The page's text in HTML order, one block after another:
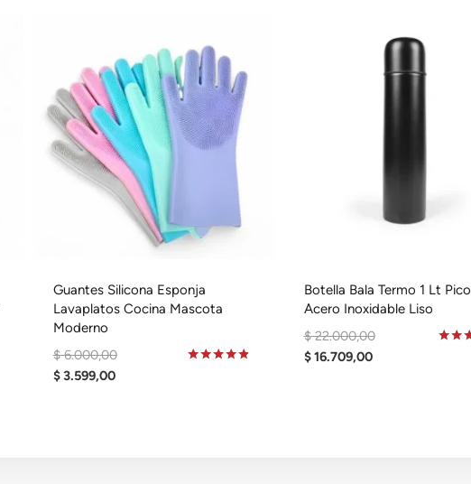
Guantes Silicona Esponja
Lavaplatos Cocina Mascota
Moderno
$6.000,00El
$3.599,00El
Botella Bala Termo 1 Lt Pico
Acero Inoxidable Liso
$22.000,00El
$16.709,00El